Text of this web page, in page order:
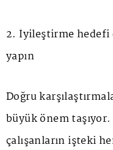
2. İyileştirme hedefi
yapın
Doğru
büyük önem
çalışanların işteki